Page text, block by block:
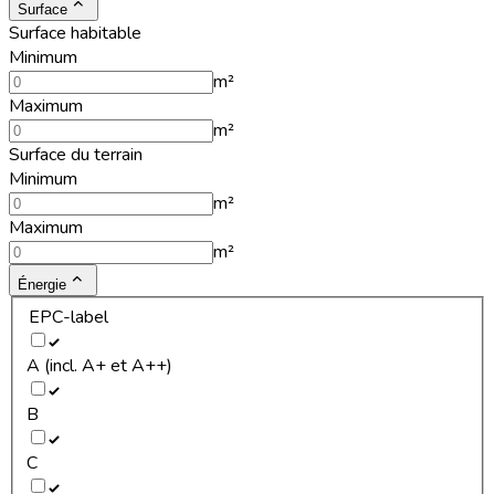
Surface
Surface habitable
Minimum
m²
Maximum
m²
Surface du terrain
Minimum
m²
Maximum
m²
Énergie
EPC-label
A (incl. A+ et A++)
B
C